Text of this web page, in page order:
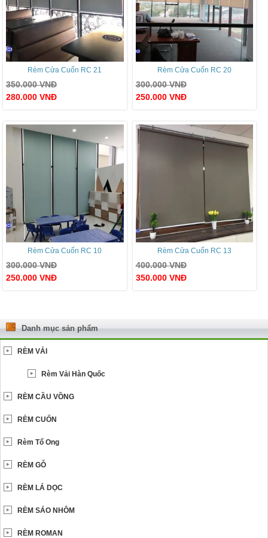
Rèm Cửa Cuốn RC 21
350.000VNĐ
280.000 VNĐ
Rèm Cửa Cuốn RC 20
300.000VNĐ
250.000 VNĐ
Rèm Cửa Cuốn RC 10
300.000VNĐ
250.000 VNĐ
Rèm Cửa Cuốn RC 13
400.000VNĐ
350.000 VNĐ
Danh mục sản phẩm
RÈM VẢI
Rèm Vải Hàn Quốc
RÈM CẦU VỒNG
RÈM CUỐN
Rèm Tổ Ong
RÈM GỖ
RÈM LÁ DỌC
RÈM SÁO NHÔM
RÈM ROMAN